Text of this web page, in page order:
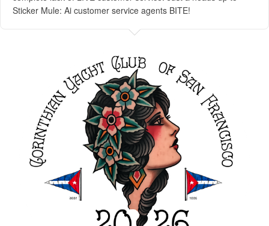
Sticker Mule: Ai customer service agents BITE!